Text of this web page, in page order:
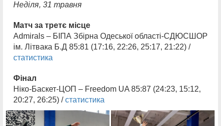
Неділя, 31 травня
Матч за третє місце
Admirals – БІПА Збірна Одеської області-СДЮСШОР
ім. Літвака Б.Д 85:81 (17:16, 22:26, 25:17, 21:22) /
статистика
Фінал
Ніко-Баскет-ЦОП – Freedom UA 85:87 (24:23, 15:12,
20:27, 26:25) /статистика